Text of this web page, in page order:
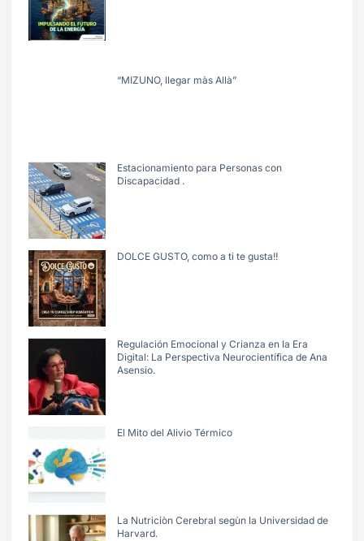
“MIZUNO, llegar màs Allà”
Estacionamiento para Personas con
Discapacidad .
DOLCE GUSTO, como a ti te gusta!!
Regulación Emocional y Crianza en la Era
Digital: La Perspectiva Neurocientífica de Ana
Asensio.
El Mito del Alivio Térmico
La Nutriciòn Cerebral segùn la Universidad de
Harvard.